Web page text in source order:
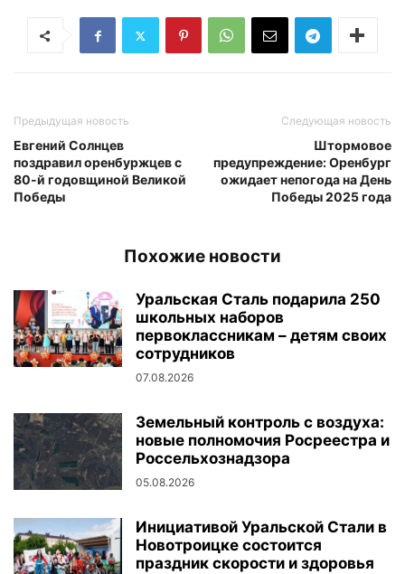
Предыдущая новость
Евгений Солнцев
поздравил оренбуржцев с
80-й годовщиной Великой
Победы
Следующая новость
Штормовое
предупреждение: Оренбург
ожидает непогода на День
Победы 2025 года
Похожие новости
Уральская Сталь подарила 250
школьных наборов
первоклассникам – детям своих
сотрудников
07.08.2026
Земельный контроль с воздуха:
новые полномочия Росреестра и
Россельхознадзора
05.08.2026
Инициативой Уральской Стали в
Новотроицке состоится
праздник скорости и здоровья